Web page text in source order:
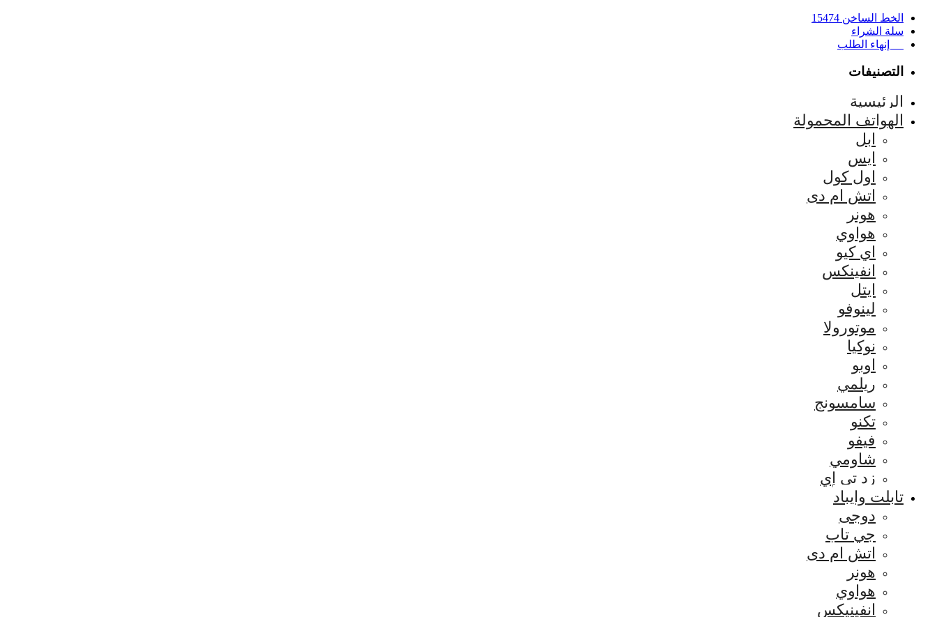
الخط الساخن 15474
سلة الشراء
إنهاء الطلب
التصنيفات
الرئيسية
الهواتف المحمولة
ابل
ايس
اول كول
اتش ام دى
هونر
هواوي
اي كيو
انفينكس
ايتل
لينوفو
موتورولا
نوكيا
اوبو
ريلمي
سامسونج
تكنو
فيفو
شاومي
زد تي إي
تابلت وايباد
دوجى
جي تاب
اتش ام دى
هونر
هواوي
انفينيكس